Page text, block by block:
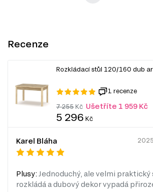
Recenze
Rozkládací stůl 120/160 dub
1 recenze
7 255 Kč Ušetříte 1 959 Kč
5 296 Kč
Karel Bláha
Plusy: Jednoduchý, ale velmi praktický
rozkládá a dubový dekor vypadá